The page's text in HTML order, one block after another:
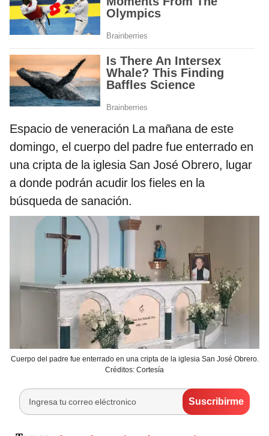
Espacio de veneración La mañana de este
domingo, el cuerpo del padre fue enterrado en
una cripta de la iglesia San José Obrero, lugar
a donde podrán acudir los fieles en la
búsqueda de sanación.
Cuerpo del padre fue enterrado en una cripta de la iglesia San José Obrero.
Créditos: Cortesía